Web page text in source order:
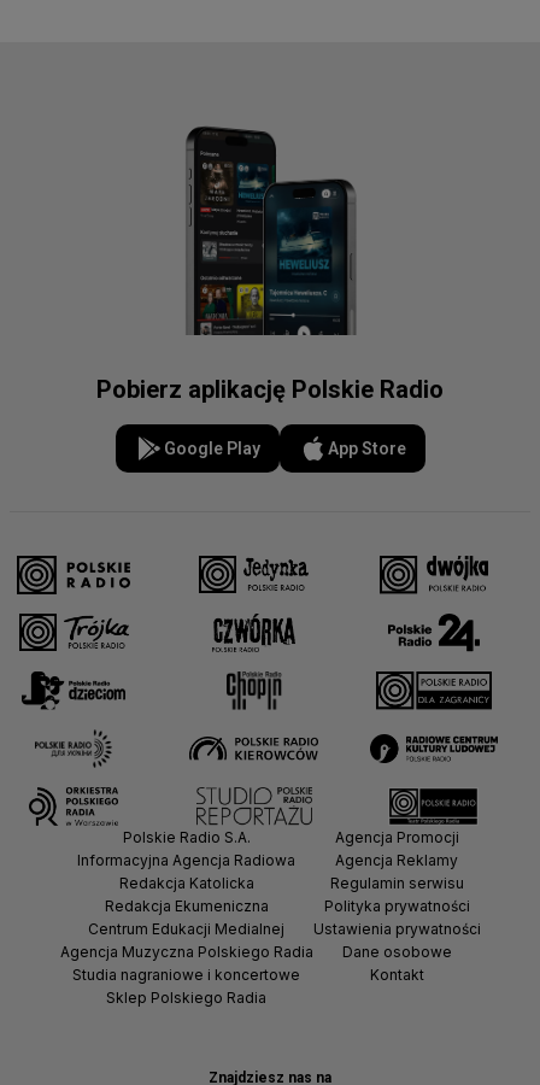
Pobierz aplikację Polskie Radio
Google Play App Store
Znajdziesz nas na
Polskie Radio S.A.
Informacyjna Agencja Radiowa
Redakcja Katolicka
Redakcja Ekumeniczna
Centrum Edukacji Medialnej
Agencja Muzyczna Polskiego Radia
Studia nagraniowe i koncertowe
Sklep Polskiego Radia
Agencja Promocji
Agencja Reklamy
Regulamin serwisu
Polityka prywatności
Ustawienia prywatności
Dane osobowe
Kontakt